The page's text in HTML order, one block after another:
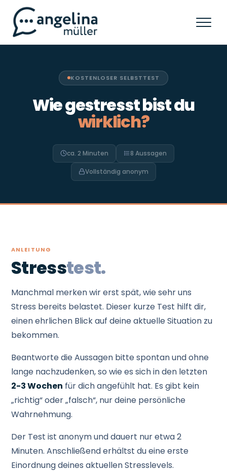
KOSTENLOSER SELBSTTEST
Wie gestresst bist du
wirklich?
ca. 2 Minuten 8 Aussagen
Vollständig anonym
ANLEITUNG
Stresstest.
Manchmal merken wir erst spät, wie sehr uns
Stress bereits belastet. Dieser kurze Test hilft dir,
einen ehrlichen Blick auf deine aktuelle Situation zu
bekommen.
Beantworte die Aussagen bitte spontan und ohne
lange nachzudenken, so wie es sich in den letzten
2-3 Wochen für dich angefühlt hat. Es gibt kein
„richtig“ oder „falsch“, nur deine persönliche
Wahrnehmung.
Der Test ist anonym und dauert nur etwa 2
Minuten. Anschließend erhältst du eine erste
Einordnung deines aktuellen Stresslevels.